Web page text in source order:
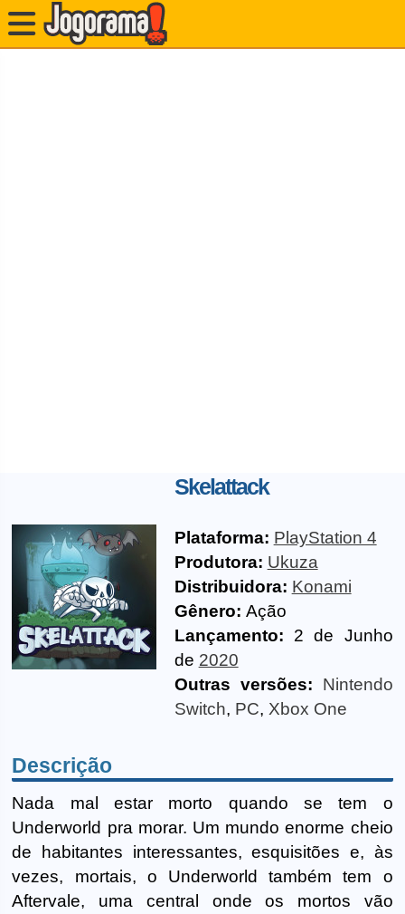
Skelattack
Plataforma: PlayStation 4
Produtora: Ukuza
Distribuidora: Konami
Gênero: Ação
Lançamento: 2 de Junho
de 2020
Outras versões:
Nintendo
Switch, PC, Xbox One
Descrição
Nada mal estar morto quando se tem o
Underworld pra morar. Um mundo enorme cheio
de habitantes interessantes, esquisitões e, às
vezes, mortais, o Underworld também tem o
Aftervale, uma central onde os mortos vão